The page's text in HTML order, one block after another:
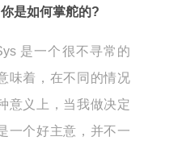
是如何掌舵的?
是一个很不寻常的
味着，在不同的情况
意义上，当我做决定
一个好主意，并不一